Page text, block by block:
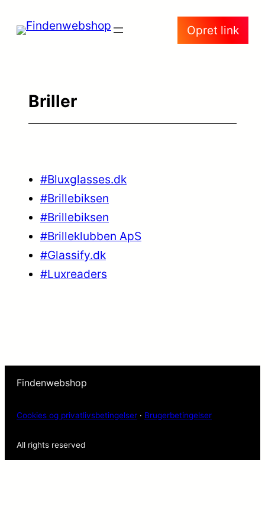
Opret link
Briller
#Bluxglasses.dk
#Brillebiksen
#Brillebiksen
#Brilleklubben ApS
#Glassify.dk
#Luxreaders
Findenwebshop
Cookies og privatlivsbetingelser · Brugerbetingelser
All rights reserved